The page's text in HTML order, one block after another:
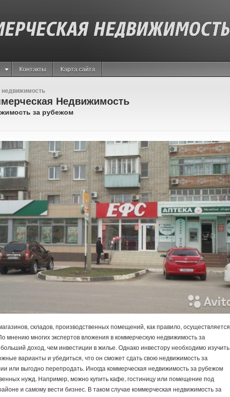
Контакты Карта сайта
Недвижимость
за рубежом
складов, производственных помещений, как правило, осуществляется
мнению многих экспертов вложения в коммерческую недвижимость за
доход, чем инвестиции в жилье. Однако инвестору необходимо изучить
варианты и убедиться, что он сможет сдать свою недвижимость за
или выгодно перепродать. Иногда коммерческая недвижимость за рубежом
нужд. Например, можно купить кафе, гостиницу или помещение под
и самому вести бизнес. В таком случае коммерческая недвижимость за